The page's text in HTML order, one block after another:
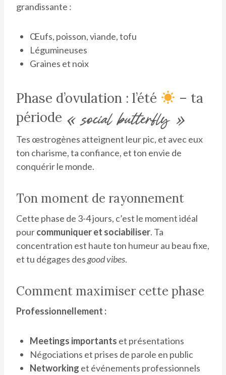
grandissante :
Œufs, poisson, viande, tofu
Légumineuses
Graines et noix
Phase d’ovulation : l’été
– ta
période « social butterfly »
Tes œstrogènes atteignent leur pic, et avec eux
ton charisme, ta confiance, et ton envie de
conquérir le monde.
Ton moment de rayonnement
Cette phase de 3-4 jours, c’est le moment idéal
pourcommuniquer et sociabiliser. Ta
concentration est haute ton humeur au beau fixe,
et tu dégages desgood vibes.
Comment maximiser cette phase
Professionnellement :
Meetings importants et présentations
Négociations et prises de parole en public
Networking et événements professionnels